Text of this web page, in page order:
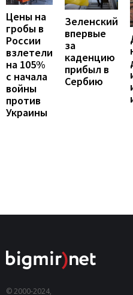
Цены на
гробы в
России
взлетели
на 105%
с начала
войны
против
Украины
Зеленский
впервые
за
каденцию
прибыл в
Сербию
© 2000-2024,